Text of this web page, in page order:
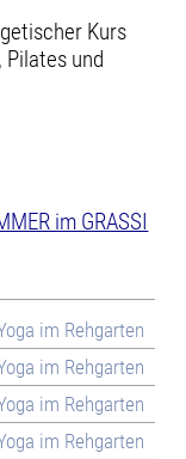
Kurs
Pilates und
im GRASSI
im Rehgarten
im Rehgarten
im Rehgarten
im Rehgarten